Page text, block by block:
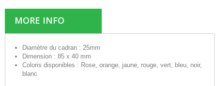
MORE INFO
Diamètre du cadran : 25mm
Dimension : 85 x 40 mm
Coloris disponibles : Rose, orange, jaune, rouge, vert, bleu, noir,
blanc